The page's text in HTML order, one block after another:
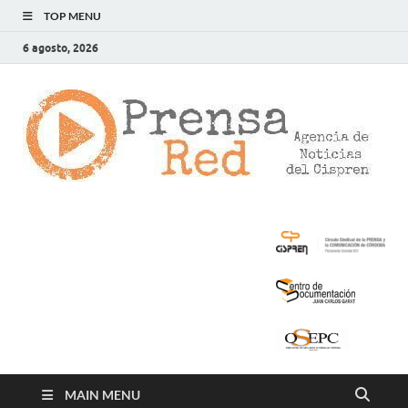
TOP MENU
6 agosto, 2026
MAIN MENU